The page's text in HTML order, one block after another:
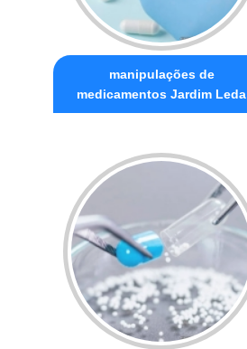
manipulações de
medicamentos Jardim Leda